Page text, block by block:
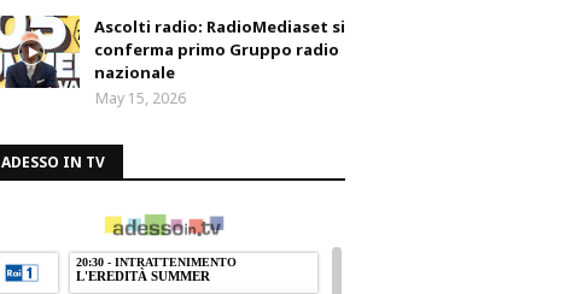
Ascolti radio: RadioMediaset si
conferma primo Gruppo radio
nazionale
May 15, 2026
ADESSO IN TV